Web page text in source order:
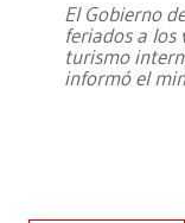
El Gobierno
feriados a los
turismo
informó el